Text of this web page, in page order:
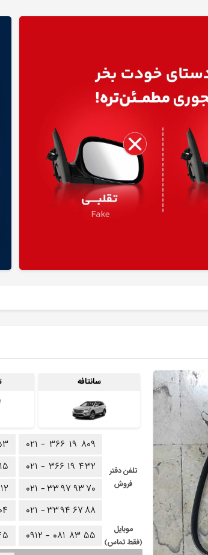
سانتافه
تلفن دفتر
فروش
۰۲۱ - ۳۶۶ ۱۹ ۸۰۹
۰۲۱ - ۳۶۶ ۱۹ ۴۳۲
۰۲۱ -۳۳۹۷۹۳۷۰
۰۲۱ -۳۳۹۴ ۶۷۸۸
موبایل
(فقط تماس)
۰۹۱۲ - ۰۸۱ ۸۳ ۵۵